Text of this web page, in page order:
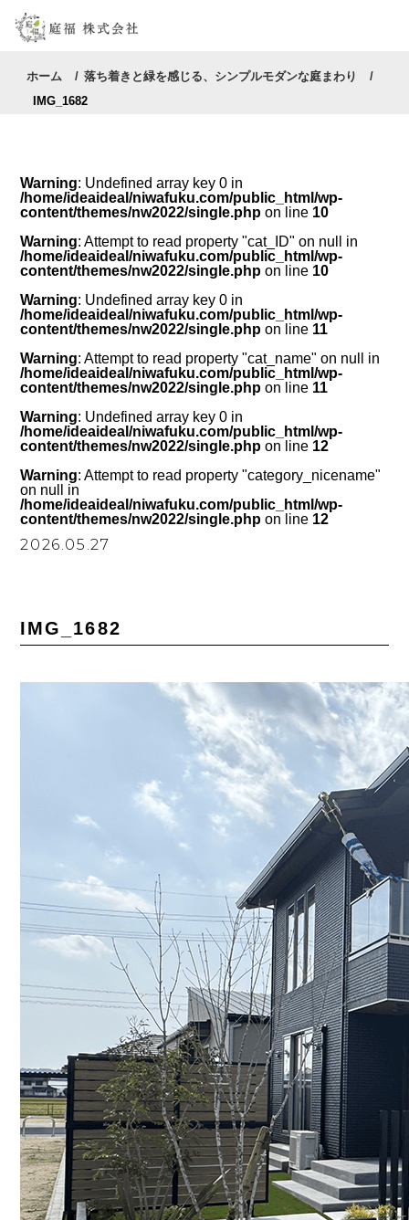
ホーム
落ち着きと緑を感じる、シンプルモダンな庭まわり
IMG_1682
Warning: Undefined array key 0 in
/home/ideaideal/niwafuku.com/public_html/wp-
content/themes/nw2022/single.php on line 10
Warning: Attempt to read property "cat_ID" on null in
/home/ideaideal/niwafuku.com/public_html/wp-
content/themes/nw2022/single.php on line 10
Warning: Undefined array key 0 in
/home/ideaideal/niwafuku.com/public_html/wp-
content/themes/nw2022/single.php on line 11
Warning: Attempt to read property "cat_name" on null in
/home/ideaideal/niwafuku.com/public_html/wp-
content/themes/nw2022/single.php on line 11
Warning: Undefined array key 0 in
/home/ideaideal/niwafuku.com/public_html/wp-
content/themes/nw2022/single.php on line 12
Warning: Attempt to read property "category_nicename"
on null in
/home/ideaideal/niwafuku.com/public_html/wp-
content/themes/nw2022/single.php on line 12
2026.05.27
IMG_1682